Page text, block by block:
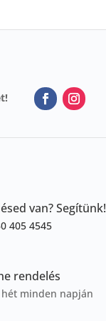
van? Segítünk!
405 4545
rendelés
hét minden napján